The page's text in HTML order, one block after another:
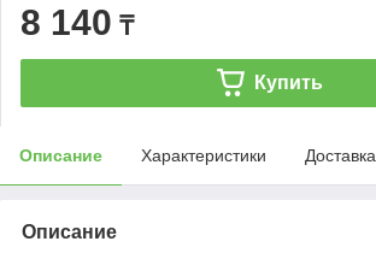
8 140 ₸
Купить
Описание Характеристики Доставка
Описание